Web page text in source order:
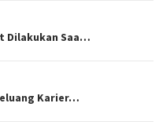
Dilakukan Saa…
Karier…